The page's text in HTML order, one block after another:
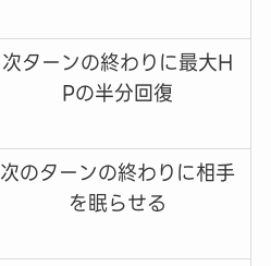
次ターンの終わりに最大H
Pの半分回復
次のターンの終わりに相手
を眠らせる